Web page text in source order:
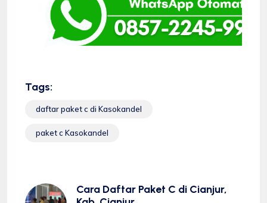
Tags:
daftar paket c di Kasokandel
paket c Kasokandel
Cara Daftar Paket C di Cianjur,